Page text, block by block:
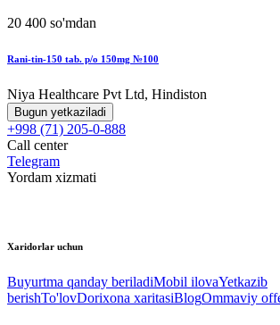
20 400 so'mdan
Rani-tin-150 tab. p/o 150mg №100
Niya Healthcare Pvt Ltd, Hindiston
Bugun yetkaziladi
+998 (71) 205-0-888
Call center
Telegram
Yordam xizmati
Xaridorlar uchun
Buyurtma qanday beriladiMobil ilovaYetkazib
berishTo'lovDorixona xaritasiBlogOmmaviy